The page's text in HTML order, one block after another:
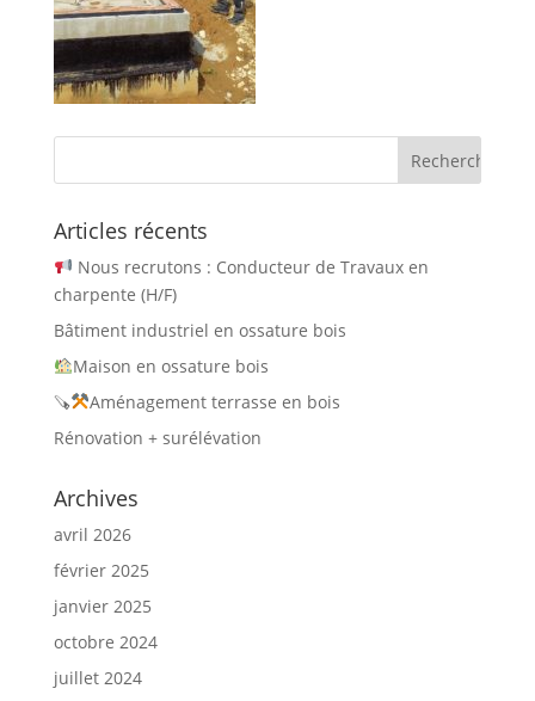
Articles récents
Nous recrutons : Conducteur de Travaux en
charpente (H/F)
Bâtiment industriel en ossature bois
Maison en ossature bois
🪚
Aménagement terrasse en bois
Rénovation + surélévation
Archives
avril 2026
février 2025
janvier 2025
octobre 2024
juillet 2024